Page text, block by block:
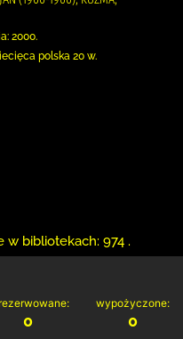
2000.
polska 20 w.
w bibliotekach: 974 .
0
wypożyczone:
0